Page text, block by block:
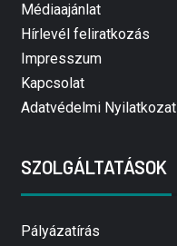
Médiaajánlat
Hírlevél feliratkozás
Impresszum
Kapcsolat
Adatvédelmi Nyilatkozat
SZOLGÁLTATÁSOK
Pályázatírás